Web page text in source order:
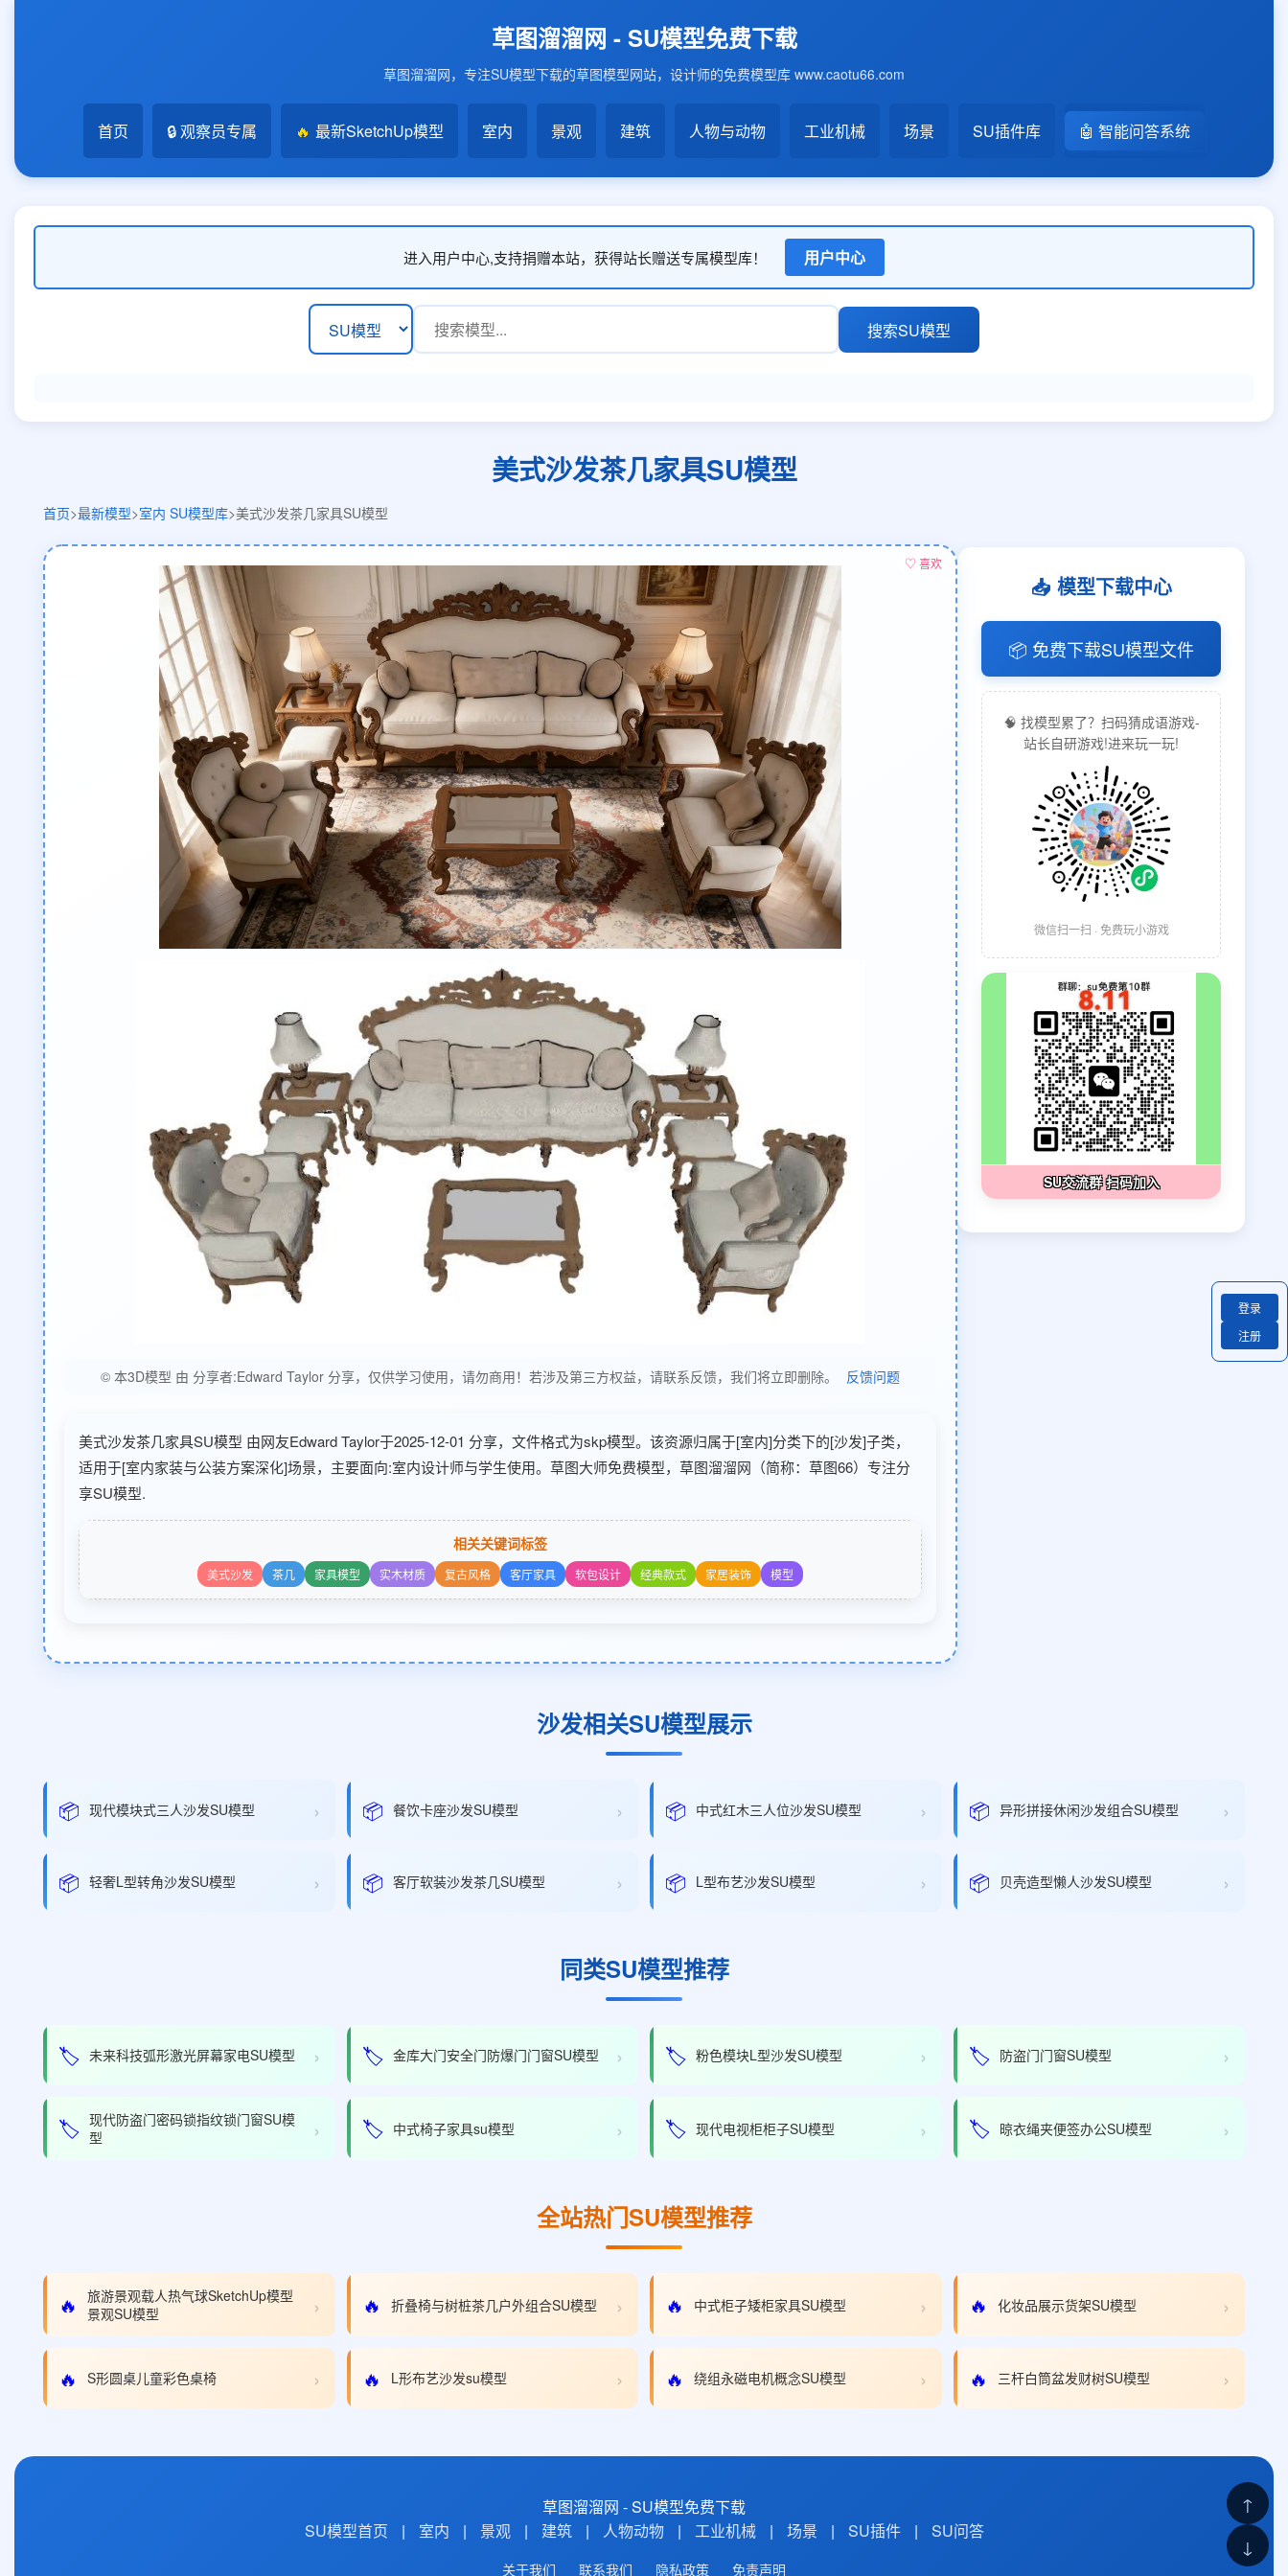
草图溜溜网 - SU模型免费下载
草图溜溜网，专注SU模型下载的草图模型网站，设计师的免费模型库 www.caotu66.com
首页 🔒 观察员专属 🔥 最新SketchUp模型 室内 景观 建筑 人物与动物 工业机械 场景 SU插件库 🤖 智能问答系统
进入用户中心,支持捐赠本站，获得站长赠送专属模型库！ 用户中心
搜索SU模型
美式沙发茶几家具SU模型
首页>最新模型>室内 SU模型库>美式沙发茶几家具SU模型
♡ 喜欢
© 本3D模型 由 分享者:Edward Taylor 分享，仅供学习使用，请勿商用！若涉及第三方权益，请联系反馈，我们将立即删除。 反馈问题
美式沙发茶几家具SU模型 由网友Edward Taylor于2025-12-01 分享，文件格式为skp模型。该资源归属于[室内]分类下的[沙发]子类，
适用于[室内家装与公装方案深化]场景，主要面向:室内设计师与学生使用。草图大师免费模型，草图溜溜网（简称：草图66）专注分
享SU模型.
相关关键词标签
美式沙发 茶几 家具模型 实木材质 复古风格 客厅家具 软包设计 经典款式 家居装饰 模型
📥 模型下载中心
📦 免费下载SU模型文件
🧠 找模型累了？扫码猜成语游戏-
站长自研游戏!进来玩一玩!
微信扫一扫 · 免费玩小游戏
SU交流群 扫码加入
沙发相关SU模型展示
📦 现代模块式三人沙发SU模型 › 📦 餐饮卡座沙发SU模型 › 📦 中式红木三人位沙发SU模型 › 📦 异形拼接休闲沙发组合SU模型 ›
📦 轻奢L型转角沙发SU模型 › 📦 客厅软装沙发茶几SU模型 › 📦 L型布艺沙发SU模型 › 📦 贝壳造型懒人沙发SU模型 ›
同类SU模型推荐
🏷️ 未来科技弧形激光屏幕家电SU模型 › 🏷️ 金库大门安全门防爆门门窗SU模型 › 🏷️ 粉色模块L型沙发SU模型 › 🏷️ 防盗门门窗SU模型 ›
🏷️ 现代防盗门密码锁指纹锁门窗SU模
型
› 🏷️ 中式椅子家具su模型 › 🏷️ 现代电视柜柜子SU模型 › 🏷️ 晾衣绳夹便签办公SU模型 ›
全站热门SU模型推荐
🔥
旅游景观载人热气球SketchUp模型
景观SU模型
› 🔥 折叠椅与树桩茶几户外组合SU模型 › 🔥 中式柜子矮柜家具SU模型 › 🔥 化妆品展示货架SU模型 ›
🔥 S形圆桌儿童彩色桌椅 › 🔥 L形布艺沙发su模型 › 🔥 绕组永磁电机概念SU模型 › 🔥 三杆白筒盆发财树SU模型 ›
草图溜溜网 - SU模型免费下载
SU模型首页
| 室内 | 景观 | 建筑 | 人物动物 | 工业机械 | 场景 | SU插件 | SU问答
关于我们 联系我们 隐私政策 免责声明
↑
↓
登录
注册